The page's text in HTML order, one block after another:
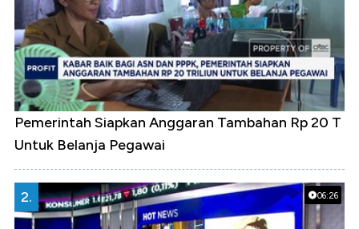
Pemerintah Siapkan Anggaran Tambahan Rp 20 T
Untuk Belanja Pegawai
06:26
2.